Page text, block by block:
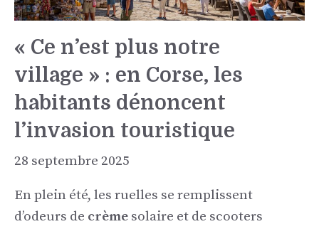
« Ce n’est plus notre
village » : en Corse, les
habitants dénoncent
l’invasion touristique
28 septembre 2025
En plein été, les ruelles se remplissent
d’odeurs de crème solaire et de scooters